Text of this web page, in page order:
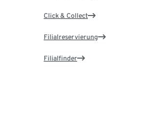
Click & Collect
Filialreservierung
Filialfinder